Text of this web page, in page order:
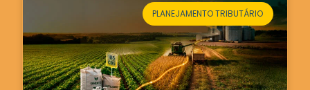
PLANEJAMENTO TRIBUTÁRIO